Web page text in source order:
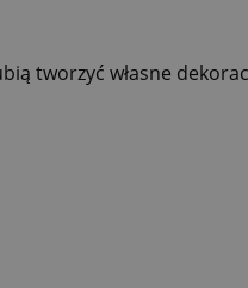
tworzyć własne